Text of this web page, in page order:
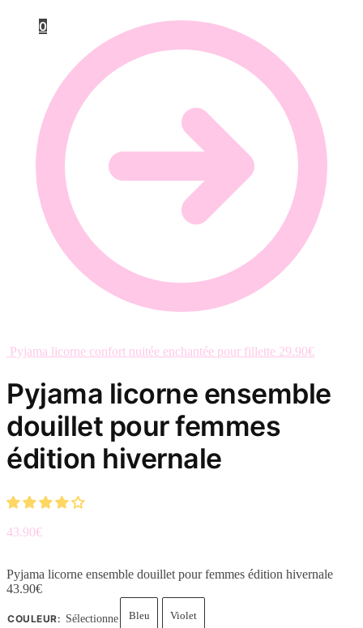
0
Pyjama licorne confort nuitée enchantée pour fillette 29.90€
Pyjama licorne ensemble
douillet pour femmes
édition hivernale
43.90€
Pyjama licorne ensemble douillet pour femmes édition hivernale
43.90€
COULEUR: Sélectionne Bleu Violet